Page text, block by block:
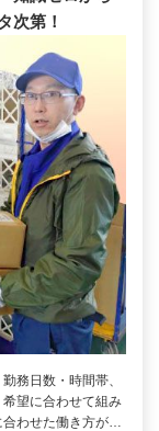
次第！
務日数・時間帯、
望に合わせて組み
合わせた働き方が…